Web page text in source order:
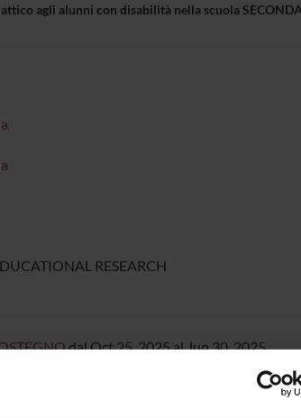
agli alunni con disabilità nella scuola
RESEARCH
dal Oct 25, 2025 al Jun 30, 2025.